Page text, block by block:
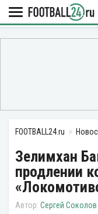
FOOTBALL24.ru
Зелимхан
продлении
Сергей Соколов